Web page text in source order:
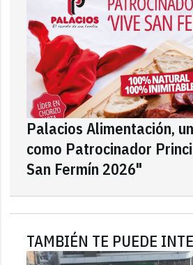
Palacios Alimentación,
como Patrocinador
San Fermín 2026"
TAMBIÉN TE PUEDE